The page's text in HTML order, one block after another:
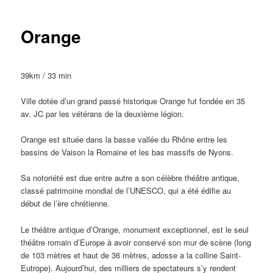
Orange
39km / 33 min
Ville dotée d’un grand passé historique Orange fut fondée en 35
av. JC par les vétérans de la deuxième légion.
Orange est située dans la basse vallée du Rhône entre les
bassins de Vaison la Romaine et les bas massifs de Nyons.
Sa notoriété est due entre autre a son célèbre théâtre antique,
classé patrimoine mondial de l’UNESCO, qui a été édifie au
début de l’ère chrétienne.
Le théâtre antique d’Orange, monument exceptionnel, est le seul
théâtre romain d’Europe à avoir conservé son mur de scène (long
de 103 mètres et haut de 36 mètres, adosse a la colline Saint-
Eutrope). Aujourd’hui, des milliers de spectateurs s’y rendent